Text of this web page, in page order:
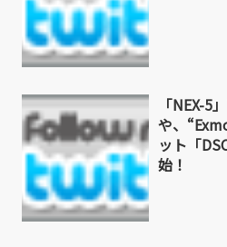
「NEX-5
や、
ット「
始！